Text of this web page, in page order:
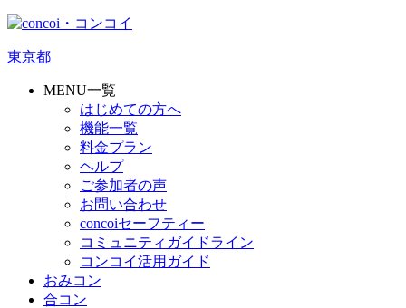
東京都
MENU一覧
はじめての方へ
機能一覧
料金プラン
ヘルプ
ご参加者の声
お問い合わせ
concoiセーフティー
コミュニティガイドライン
コンコイ活用ガイド
おみコン
合コン